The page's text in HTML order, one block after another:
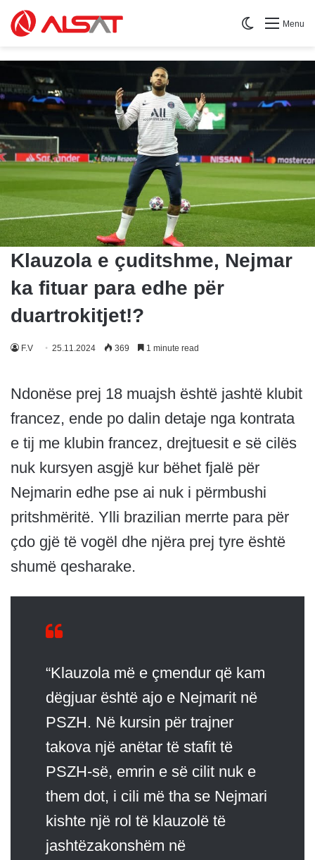
Menu
Switch skin
Klauzola e çuditshme, Nejmar
ka fituar para edhe për
duartrokitjet!?
F.V 25.11.2024 369 1 minute read
Ndonëse prej 18 muajsh është jashtë klubit
francez, ende po dalin detaje nga kontrata
e tij me klubin francez, drejtuesit e së cilës
nuk kursyen asgjë kur bëhet fjalë për
Nejmarin edhe pse ai nuk i përmbushi
pritshmëritë. Ylli brazilian merrte para për
çdo gjë të vogël dhe njëra prej tyre është
shumë qesharake.
“Klauzola më e çmendur që kam
dëgjuar është ajo e Nejmarit në
PSZH. Në kursin për trajner
takova një anëtar të stafit të
PSZH-së, emrin e së cilit nuk e
them dot, i cili më tha se Nejmari
kishte një rol të klauzolë të
jashtëzakonshëm në